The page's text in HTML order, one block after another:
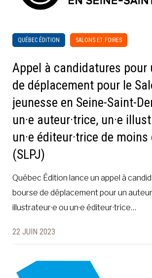
QUÉBEC ÉDITION SALONS ET FOIRES
Appel à candidatures pour
de déplacement pour le
jeunesse en Seine-Saint-
un·e auteur·trice, un·e
un·e éditeur·trice de
(SLPJ)
Québec Édition lance un appel à
bourse de déplacement pour un
illustrateur·e ou un·e éditeur·trice…
22 JUIN 2023